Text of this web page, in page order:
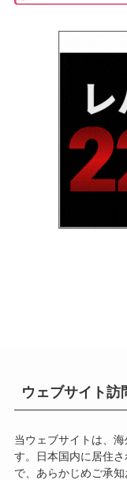
ウェブサイト訪
当ウェブサイトは、
す。日本国内に居住
で、あらかじめご承